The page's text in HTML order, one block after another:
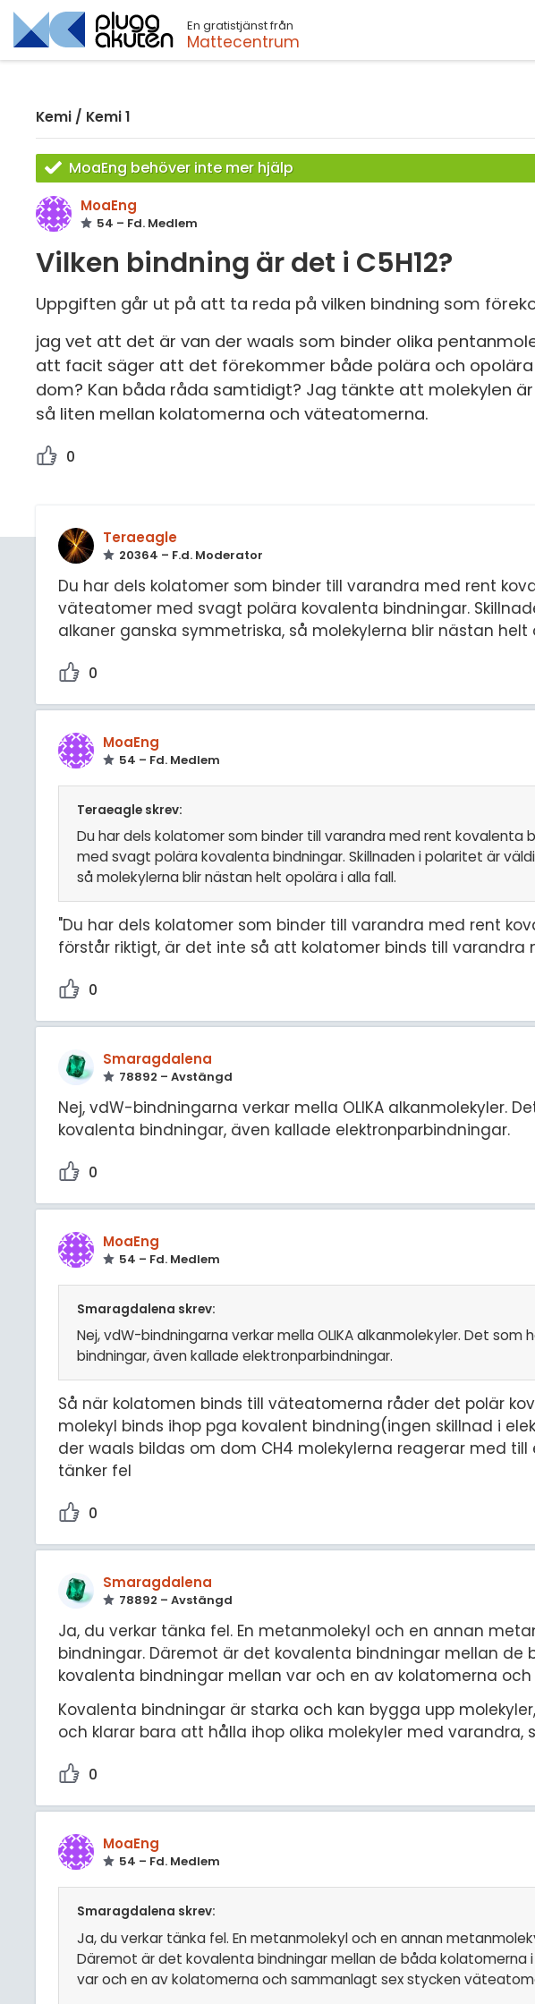
En gratistjänst från
Mattecentrum
Kemi / Kemi 1
MoaEng behöver inte mer hjälp
MoaEng
54 – Fd. Medlem
Vilken bindning är det i C5H12?
Uppgiften går ut på att ta reda på vilken bindning som
jag vet att det är van der waals som binder olika
att facit säger att det förekommer både polära och opolära
dom? Kan båda råda samtidigt? Jag tänkte att molekylen
så liten mellan kolatomerna och väteatomerna.
0
Teraeagle
20364 – F.d. Moderator
Du har dels kolatomer som binder till varandra med rent
väteatomer med svagt polära kovalenta bindningar.
alkaner ganska symmetriska, så molekylerna blir nästan helt
0
MoaEng
54 – Fd. Medlem
Teraeagle skrev:
Du har dels kolatomer som binder till varandra med rent
med svagt polära kovalenta bindningar. Skillnaden i polaritet är
så molekylerna blir nästan helt opolära i alla fall.
"Du har dels kolatomer som binder till varandra med rent
förstår riktigt, är det inte så att kolatomer binds till varandra
0
Smaragdalena
78892 – Avstängd
Nej, vdW-bindningarna verkar mella OLIKA alkanmolekyler.
kovalenta bindningar, även kallade elektronparbindningar.
0
MoaEng
54 – Fd. Medlem
Smaragdalena skrev:
Nej, vdW-bindningarna verkar mella OLIKA alkanmolekyler. Det
bindningar, även kallade elektronparbindningar.
Så när kolatomen binds till väteatomerna råder det polär
molekyl binds ihop pga kovalent bindning(ingen skillnad i
der waals bildas om dom CH4 molekylerna reagerar med
tänker fel
0
Smaragdalena
78892 – Avstängd
Ja, du verkar tänka fel. En metanmolekyl och en annan
bindningar. Däremot är det kovalenta bindningar mellan de
kovalenta bindningar mellan var och en av kolatomerna
Kovalenta bindningar är starka och kan bygga upp
och klarar bara att hålla ihop olika molekyler med
0
MoaEng
54 – Fd. Medlem
Smaragdalena skrev:
Ja, du verkar tänka fel. En metanmolekyl och en annan
Däremot är det kovalenta bindningar mellan de båda
var och en av kolatomerna och sammanlagt sex stycken
Sök